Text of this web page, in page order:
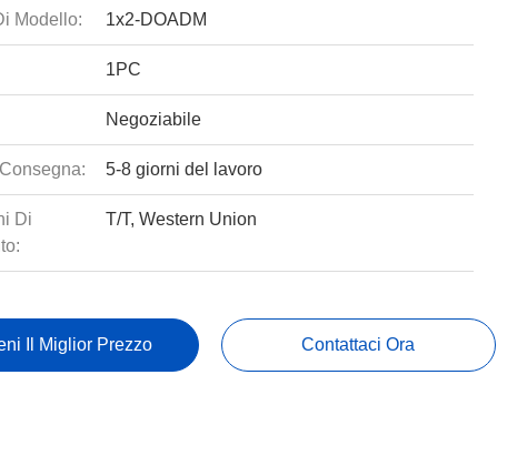
Modello: 1x2-DOADM
1PC
Negoziabile
5-8 giorni del lavoro
Di
T/T, Western Union
Il Miglior Prezzo Contattaci Ora